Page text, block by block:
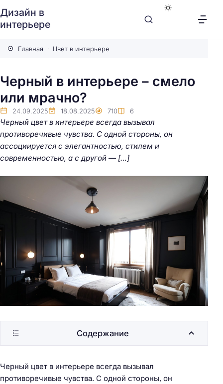
Дизайн в
интерьере
Главная Цвет в интерьере
Черный в интерьере – смело
или мрачно?
24.09.2025 18.08.2025 710 6
Черный цвет в интерьере всегда вызывал
противоречивые чувства. С одной стороны, он
ассоциируется с элегантностью, стилем и
современностью, а с другой — […]
Черный цвет в интерьере всегда вызывал
противоречивые чувства. С одной стороны, он
Содержание